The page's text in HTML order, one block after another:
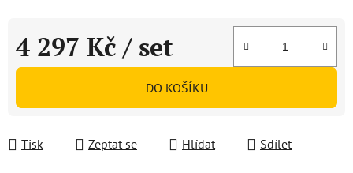
4 297 Kč / set
Měrná cena:
DO KOŠÍKU
Tisk Zeptat se Hlídat Sdílet